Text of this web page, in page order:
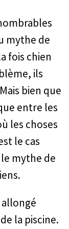
mythe de
fois chien
ils
bien que
entre les
les choses
le cas
mythe de
la piscine.